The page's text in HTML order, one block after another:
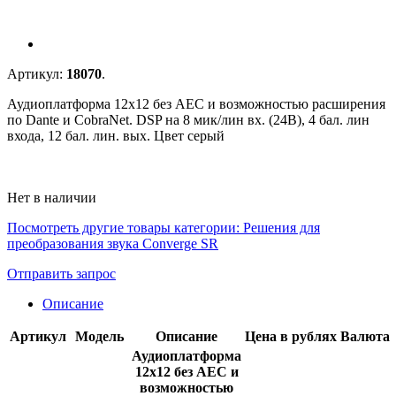
Артикул: 18070.
Аудиоплатформа 12x12 без AEC и возможностью расширения
по Dante и CobraNet. DSP на 8 мик/лин вх. (24В), 4 бал. лин
входа, 12 бал. лин. вых. Цвет серый
Нет в наличии
Посмотреть другие товары категории: Решения для
преобразования звука Converge SR
Отправить запрос
Описание
Артикул Модель Описание Цена в рублях Валюта
Аудиоплатформа
12x12 без AEC и
возможностью